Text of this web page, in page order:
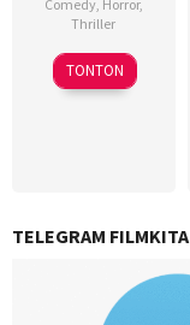
Comedy, Horror,
Thriller
TONTON
TELEGRAM FILMKITA